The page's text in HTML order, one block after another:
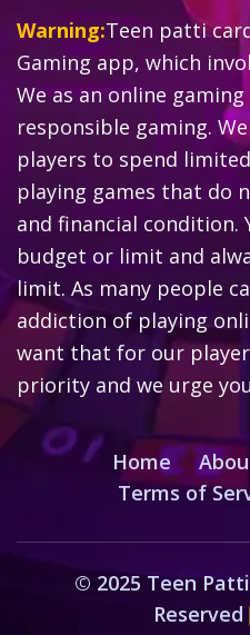
Warning:Teen patti
Gaming app, which
We as an online
responsible gaming.
players to spend
playing games that do
and financial condition.
budget or limit and
limit. As many people
addiction of playing
want that for our
priority and we urge
Home
Terms of
© 2025 Teen
Reserved